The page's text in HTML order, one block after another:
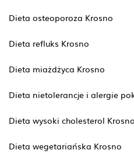
Dieta osteoporoza Krosno
Dieta refluks Krosno
Dieta miażdżyca Krosno
Dieta nietolerancje i alergie
Dieta wysoki cholesterol Krosno
Dieta wegetariańska Krosno